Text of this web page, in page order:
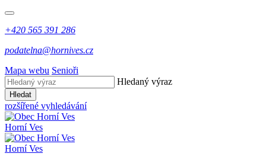
+420 565 391 286
podatelna@hornives.cz
Mapa webu Senioři
Hledaný výraz
Hledat
rozšířené vyhledávání
Horní Ves
Horní Ves